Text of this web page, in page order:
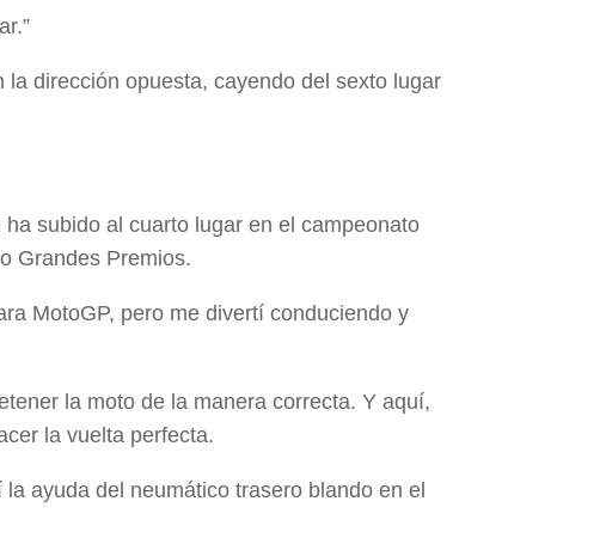
la dirección opuesta, cayendo del sexto lugar
subido al cuarto lugar en el campeonato
Grandes Premios.
MotoGP, pero me divertí conduciendo y
la moto de la manera correcta. Y aquí,
la vuelta perfecta.
ayuda del neumático trasero blando en el